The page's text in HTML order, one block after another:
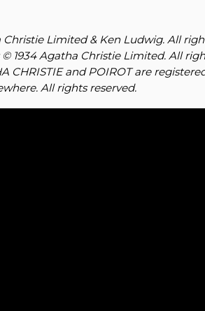
Limited & Ken Ludwig. All
1934 Agatha Christie Limited. All
CHRISTIE and POIROT are
All rights reserved.